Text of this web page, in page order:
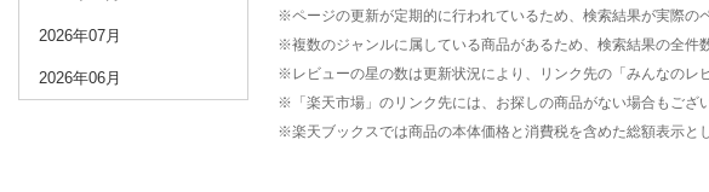
2026年07月
2026年06月
※ページの更新が定期的に行われているため、検索結果が実際の
※複数のジャンルに属している商品があるため、検索結果の全件
※レビューの星の数は更新状況により、リンク先の「みんなのレ
※「楽天市場」のリンク先には、お探しの商品がない場合もござ
※楽天ブックスでは商品の本体価格と消費税を含めた総額表示と